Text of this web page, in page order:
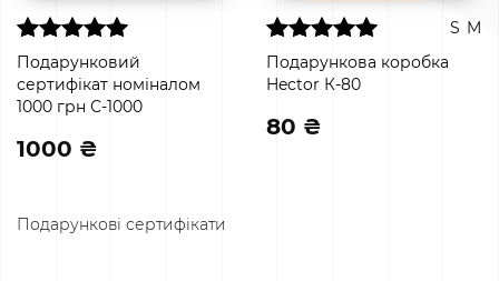
Подарунковий
сертифікат номіналом
1000 грн С-1000
1000 ₴
S M
Подарункова коробка
Hector К-80
80 ₴
Подарункові сертифікати